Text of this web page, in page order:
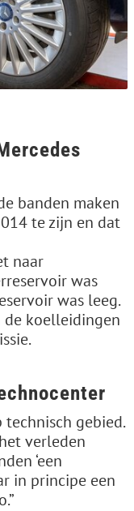
banden maken
te zijn en dat
naar
was
was leeg.
de koelleidingen
gebied.
verleden
‘een
in principe een